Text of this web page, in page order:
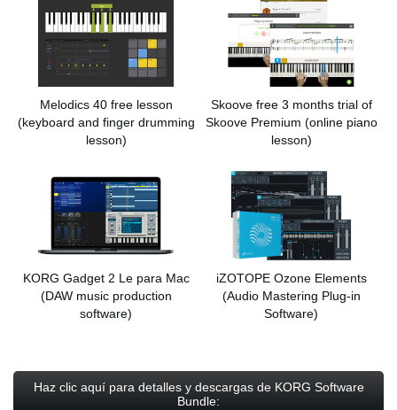
Melodics 40 free lesson
(keyboard and finger drumming
lesson)
Skoove free 3 months trial of
Skoove Premium (online piano
lesson)
KORG Gadget 2 Le para Mac
(DAW music production
software)
iZOTOPE Ozone Elements
(Audio Mastering Plug-in
Software)
Haz clic aquí para detalles y descargas de KORG Software
Bundle: